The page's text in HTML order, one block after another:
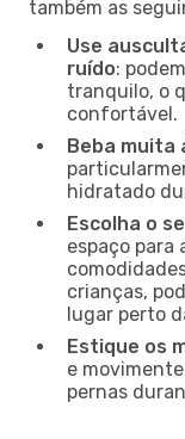
também as
Use
ruído:
tranquilo, o
confortável.
Beba muita
hidratado
Escolha o
espaço para
crianças,
lugar perto
Estique os
e
pernas